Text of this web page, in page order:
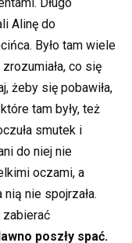
Alinę do
Było tam wiele
co się
żeby się pobawiła,
tam były, też
smutek i
do niej nie
oczami, a
nie spojrzała.
zabierać
poszły spać.